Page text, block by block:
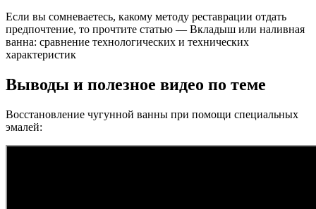
Если вы сомневаетесь, какому методу реставрации отдать
предпочтение, то прочтите статью — Вкладыш или наливная
ванна: сравнение технологических и технических
характеристик
Выводы и полезное видео по теме
Восстановление чугунной ванны при помощи специальных
эмалей: